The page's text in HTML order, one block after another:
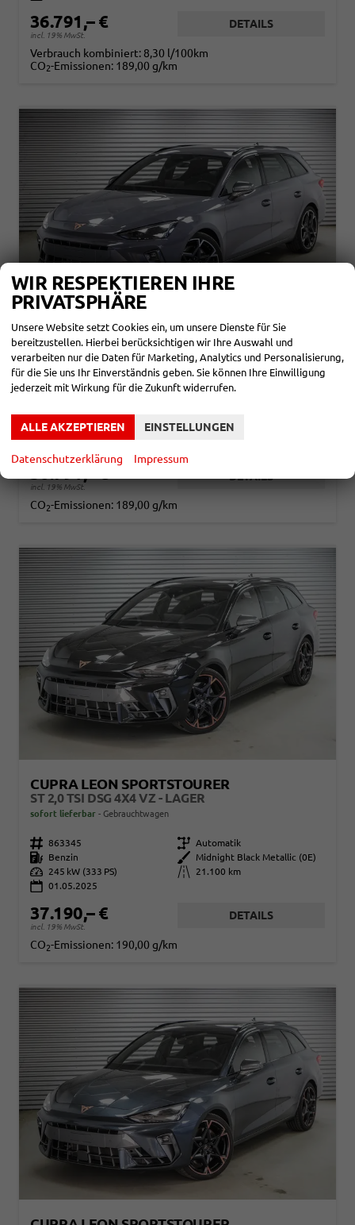
36.791,– €
incl. 19% MwSt.
DETAILS
Verbrauch kombiniert: 8,30 l/100km
CO2-Emissionen: 189,00 g/km
CUPRA LEON SPORTSTOURER
ST 2,0 TSI DSG 4X4 VZ - LAGER
sofort lieferbar Gebrauchtwagen
Kraftstoff Benzin
Leistung 245 kW (333 PS) Kilometerstand 13.600 km
incl. 19% MwSt.
DETAILS
CO2-Emissionen: 189,00 g/km
CUPRA LEON SPORTSTOURER
ST 2,0 TSI DSG 4X4 VZ - LAGER
sofort lieferbar Gebrauchtwagen
Fahrzeugnr. 863345 Getriebe Automatik
Kraftstoff
Benzin Außenfarbe
Midnight Black Metallic (0E)
Leistung
245 kW (333 PS) Kilometerstand
21.100 km
01.05.2025
37.190,– €
incl. 19% MwSt.
DETAILS
CO2-Emissionen: 190,00 g/km
WIR RESPEKTIEREN IHRE
PRIVATSPHÄRE
Unsere Website setzt Cookies ein, um unsere Dienste für Sie
bereitzustellen. Hierbei berücksichtigen wir Ihre Auswahl und
verarbeiten nur die Daten für Marketing, Analytics und Personalisierung,
für die Sie uns Ihr Einverständnis geben. Sie können Ihre Einwilligung
jederzeit mit Wirkung für die Zukunft widerrufen.
ALLE AKZEPTIEREN EINSTELLUNGEN
Datenschutzerklärung Impressum